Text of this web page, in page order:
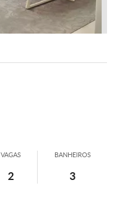
VAGAS
2
BANHEIROS
3